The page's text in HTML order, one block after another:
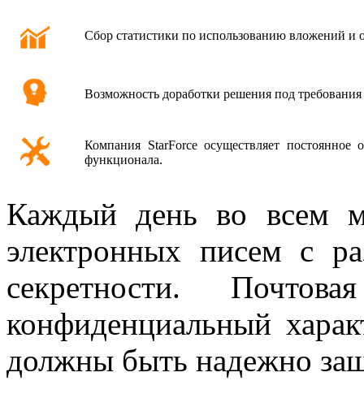
Сбор статистики по использованию вложений и
Возможность доработки решения под требования
Компания StarForce осуществляет
функционала.
Каждый день во всем
электронных писем с
секретности.
конфиденциальный
должны быть надежно